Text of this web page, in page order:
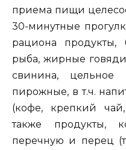
приема пищи
30-минутные
рациона продукты,
рыба, жирные
свинина, цельное
пирожные, в т.ч.
(кофе, крепкий
также продукты,
перечную и перец